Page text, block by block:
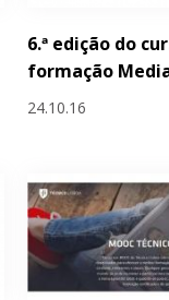
6.ª edição do
formação
24.10.16